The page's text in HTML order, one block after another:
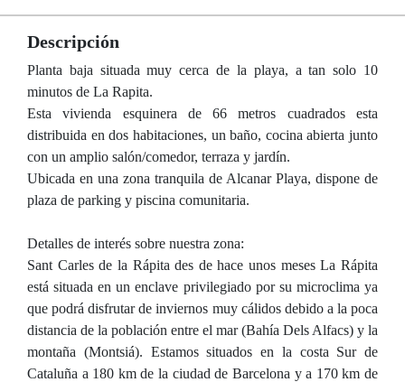
Descripción
Planta baja situada muy cerca de la playa, a tan solo 10
minutos de La Rapita.
Esta vivienda esquinera de 66 metros cuadrados esta
distribuida en dos habitaciones, un baño, cocina abierta junto
con un amplio salón/comedor, terraza y jardín.
Ubicada en una zona tranquila de Alcanar Playa, dispone de
plaza de parking y piscina comunitaria.
Detalles de interés sobre nuestra zona:
Sant Carles de la Rápita des de hace unos meses La Rápita
está situada en un enclave privilegiado por su microclima ya
que podrá disfrutar de inviernos muy cálidos debido a la poca
distancia de la población entre el mar (Bahía Dels Alfacs) y la
montaña (Montsiá). Estamos situados en la costa Sur de
Cataluña a 180 km de la ciudad de Barcelona y a 170 km de